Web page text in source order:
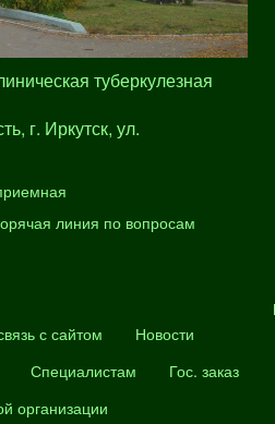
туберкулезная
г. Иркутск, ул.
линия по вопросам
с сайтом
Новости
Специалистам
Гос. заказ
организации